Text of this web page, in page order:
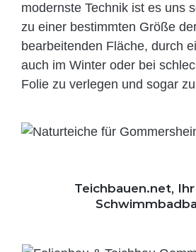
modernste Technik ist es uns
zu einer bestimmten Größe
bearbeitenden Fläche, durch
auch im Winter oder bei
Folie zu verlegen und sogar
Teichbauen.net,